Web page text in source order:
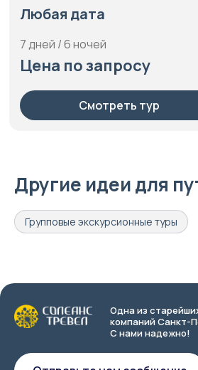
Любая дата
7 дней / 6 ночей
Цена по запросу
Смотреть тур
Другие идеи для
Групповые экскурсионные туры
Одна из
компаний Санкт-
С нами надежно!